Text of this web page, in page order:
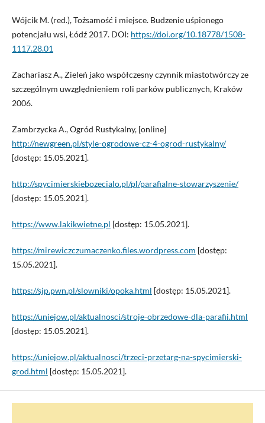
Wójcik M. (red.), Tożsamość i miejsce. Budzenie uśpionego
potencjału wsi, Łódź 2017. DOI: https://doi.org/10.18778/1508-
1117.28.01
Zachariasz A., Zieleń jako współczesny czynnik miastotwórczy ze
szczególnym uwzględnieniem roli parków publicznych, Kraków
2006.
Zambrzycka A., Ogród Rustykalny, [online]
http://newgreen.pl/style-ogrodowe-cz-4-ogrod-rustykalny/
[dostęp: 15.05.2021].
http://spycimierskiebozecialo.pl/pl/parafialne-stowarzyszenie/
[dostęp: 15.05.2021].
https://www.lakikwietne.pl [dostęp: 15.05.2021].
https://mirewiczczumaczenko.files.wordpress.com [dostęp:
15.05.2021].
https://sjp.pwn.pl/slowniki/opoka.html [dostęp: 15.05.2021].
https://uniejow.pl/aktualnosci/stroje-obrzedowe-dla-parafii.html
[dostęp: 15.05.2021].
https://uniejow.pl/aktualnosci/trzeci-przetarg-na-spycimierski-
grod.html [dostęp: 15.05.2021].